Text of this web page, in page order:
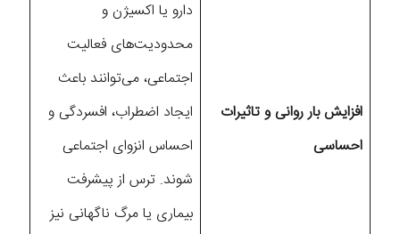
افزایش بار روانی و تاثیرات
احساسی
دارو یا اکسیژن و
محدودیت‌های فعالیت
اجتماعی، می‌توانند باعث
ایجاد اضطراب، افسردگی و
احساس انزوای اجتماعی
شوند. ترس از پیشرفت
بیماری یا مرگ ناگهانی نیز